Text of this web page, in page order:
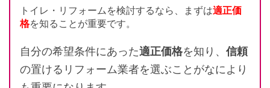
トイレ・リフォームを検討するなら、まずは適正価
格を知ることが重要です。
自分の希望条件にあった適正価格を知り、 信頼
の置けるリフォーム業者を選ぶことがなにより